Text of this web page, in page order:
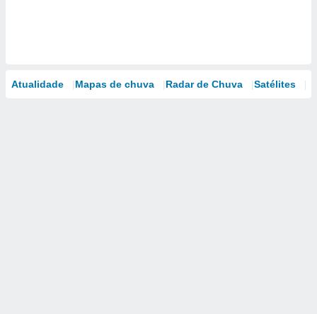
Atualidade Mapas de chuva Radar de Chuva Satélites